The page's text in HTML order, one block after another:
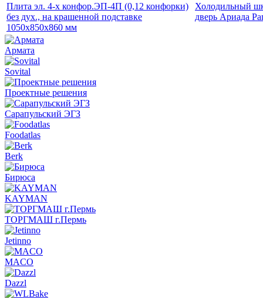
Плита эл. 4-х конфор.ЭП-4П (0,12 конфорки)
без дух., на крашенной подставке
1050x850x860 мм
Холодильный
дверь Ариада
Армата
Sovital
Проектные решения
Сарапульский ЭГЗ
Foodatlas
Berk
Бирюса
KAYMAN
ТОРГМАШ г.Пермь
Jetinno
MACO
Dazzl